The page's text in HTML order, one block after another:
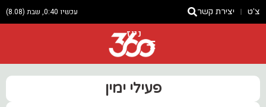
צ'ט יצירת קשר עכשיו 0:40, שבת (8.08)
ניוז
פעילי ימין